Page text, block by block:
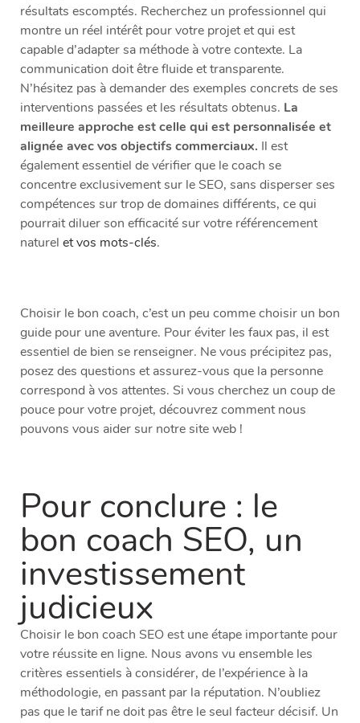
résultats escomptés. Recherchez un professionnel qui
montre un réel intérêt pour votre projet et qui est
capable d’adapter sa méthode à votre contexte. La
communication doit être fluide et transparente.
N’hésitez pas à demander des exemples concrets de ses
interventions passées et les résultats obtenus. La
meilleure approche est celle qui est personnalisée et
alignée avec vos objectifs commerciaux. Il est
également essentiel de vérifier que le coach se
concentre exclusivement sur le SEO, sans disperser ses
compétences sur trop de domaines différents, ce qui
pourrait diluer son efficacité sur votre référencement
naturel et vos mots-clés.
Choisir le bon coach, c’est un peu comme choisir un bon
guide pour une aventure. Pour éviter les faux pas, il est
essentiel de bien se renseigner. Ne vous précipitez pas,
posez des questions et assurez-vous que la personne
correspond à vos attentes. Si vous cherchez un coup de
pouce pour votre projet, découvrez comment nous
pouvons vous aider sur notre site web !
Pour conclure : le
bon coach SEO, un
investissement
judicieux
Choisir le bon coach SEO est une étape importante pour
votre réussite en ligne. Nous avons vu ensemble les
critères essentiels à considérer, de l’expérience à la
méthodologie, en passant par la réputation. N’oubliez
pas que le tarif ne doit pas être le seul facteur décisif. Un